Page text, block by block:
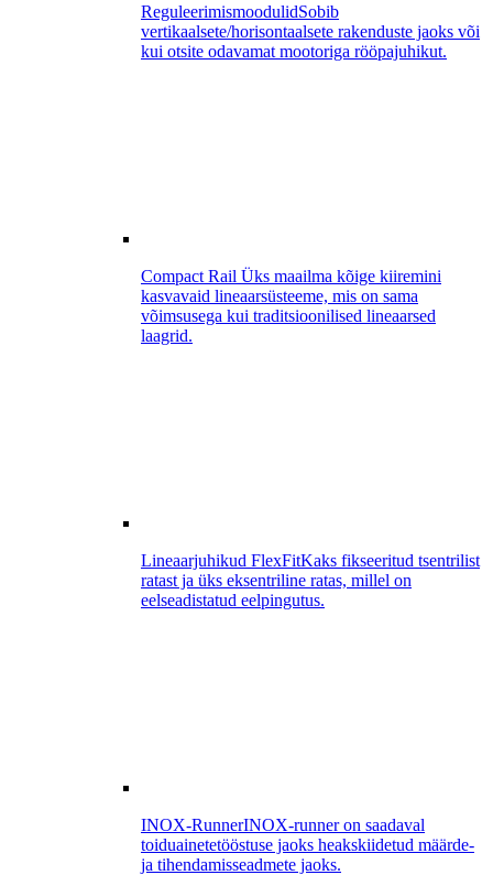
ReguleerimismoodulidSobib
vertikaalsete/horisontaalsete rakenduste jaoks või
kui otsite odavamat mootoriga rööpajuhikut.
Compact Rail Üks maailma kõige kiiremini
kasvavaid lineaarsüsteeme, mis on sama
võimsusega kui traditsioonilised lineaarsed
laagrid.
Lineaarjuhikud FlexFitKaks fikseeritud tsentrilist
ratast ja üks eksentriline ratas, millel on
eelseadistatud eelpingutus.
INOX-RunnerINOX-runner on saadaval
toiduainetetööstuse jaoks heakskiidetud määrde-
ja tihendamisseadmete jaoks.